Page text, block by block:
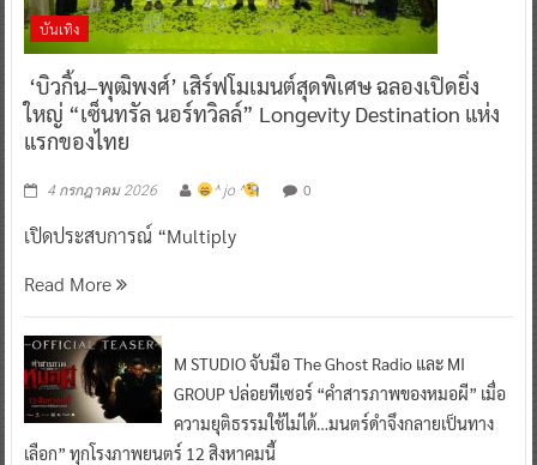
บันเทิง
‘บิวกิ้น–พุฒิพงศ์’ เสิร์ฟโมเมนต์สุดพิเศษ ฉลองเปิดยิ่ง
ใหญ่ “เซ็นทรัล นอร์ทวิลล์” Longevity Destination แห่ง
แรกของไทย
4 กรกฎาคม 2026 ^ jo ^ 0
เปิดประสบการณ์ “Multiply
Read More
M STUDIO จับมือ The Ghost Radio และ MI
GROUP ปล่อยทีเซอร์ “คำสารภาพของหมอผี” เมื่อ
ความยุติธรรมใช้ไม่ได้…มนตร์ดำจึงกลายเป็นทาง
เลือก” ทุกโรงภาพยนตร์ 12 สิงหาคมนี้